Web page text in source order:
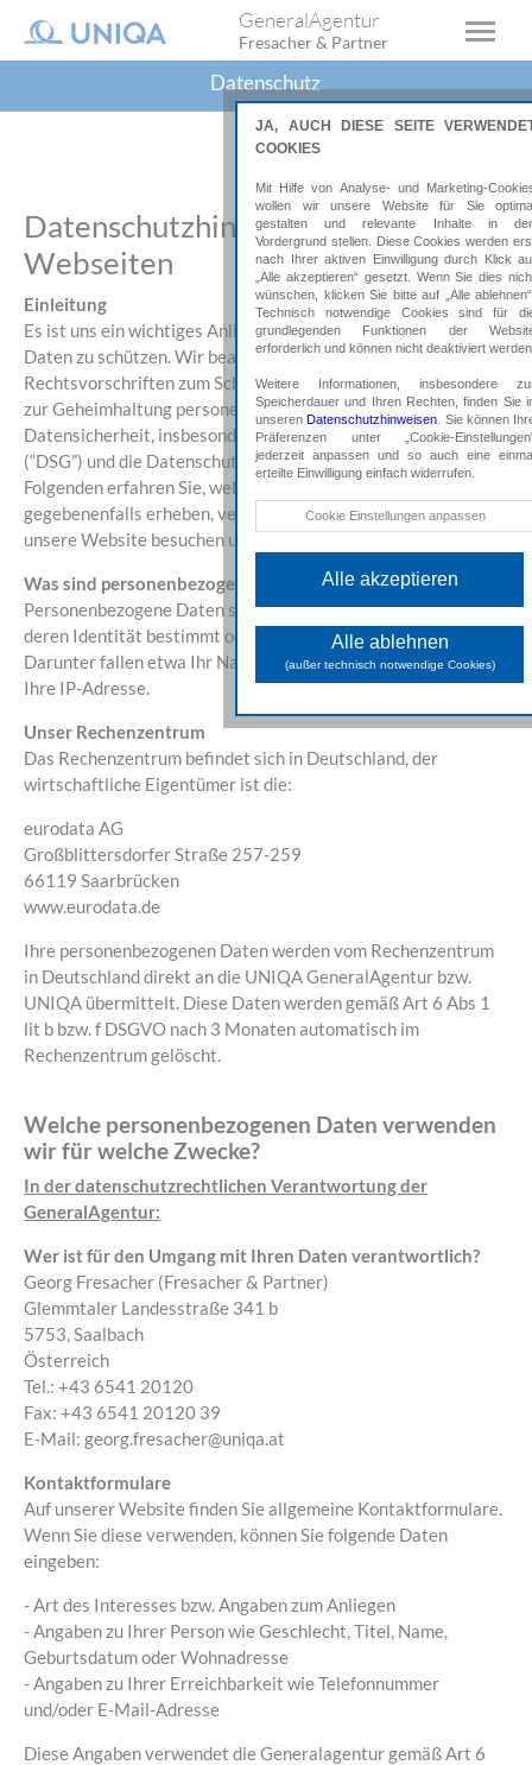
GeneralAgentur
Fresacher & Partner
Datenschutz
Datenschutzhinweise MeGA
Webseiten
Einleitung
Es ist uns ein wichtiges Anliegen Ihre personenbezogenen
Daten zu schützen. Wir beachten deshalb die anwendbaren
Rechtsvorschriften zum Schutz, rechtmäßigem Umgang und
zur Geheimhaltung personenbezogener Daten sowie zur
Datensicherheit, insbesondere das Datenschutzgesetz idgF
(“DSG”) und die Datenschutzgrundverordnung (“DSGVO”). Im
Folgenden erfahren Sie, welche Informationen wir
gegebenenfalls erheben, verarbeiten und nutzen, wenn Sie
unsere Website besuchen und nutzen.
Was sind personenbezogene Daten?
Personenbezogene Daten sind Informationen über Betroffene,
deren Identität bestimmt oder zumindest bestimmbar ist.
Darunter fallen etwa Ihr Name, Ihre E-Mail-Adresse sowie
Ihre IP-Adresse.
Unser Rechenzentrum
Das Rechenzentrum befindet sich in Deutschland, der
wirtschaftliche Eigentümer ist die:
eurodata AG
Großblittersdorfer Straße 257-259
66119 Saarbrücken
www.eurodata.de
Ihre personenbezogenen Daten werden vom Rechenzentrum
in Deutschland direkt an die UNIQA GeneralAgentur bzw.
UNIQA übermittelt. Diese Daten werden gemäß Art 6 Abs 1
lit b bzw. f DSGVO nach 3 Monaten automatisch im
Rechenzentrum gelöscht.
Welche personenbezogenen Daten verwenden
wir für welche Zwecke?
In der datenschutzrechtlichen Verantwortung der
GeneralAgentur:
Wer ist für den Umgang mit Ihren Daten verantwortlich?
Georg Fresacher (Fresacher & Partner)
Glemmtaler Landesstraße 341 b
5753, Saalbach
Österreich
Tel.: +43 6541 20120
Fax: +43 6541 20120 39
E-Mail: georg.fresacher@uniqa.at
Kontaktformulare
Auf unserer Website finden Sie allgemeine Kontaktformulare.
Wenn Sie diese verwenden, können Sie folgende Daten
eingeben:
- Art des Interesses bzw. Angaben zum Anliegen
- Angaben zu Ihrer Person wie Geschlecht, Titel, Name,
Geburtsdatum oder Wohnadresse
- Angaben zu Ihrer Erreichbarkeit wie Telefonnummer
und/oder E-Mail-Adresse
Diese Angaben verwendet die Generalagentur gemäß Art 6
JA, AUCH DIESE SEITE
COOKIES
Mit Hilfe von Analyse- und Marketing-
wollen wir unsere Website für Sie
gestalten und relevante Inhalte in
Vordergrund stellen. Diese Cookies werden
nach Ihrer aktiven Einwilligung durch Klick
„Alle akzeptieren“ gesetzt. Wenn Sie dies
wünschen, klicken Sie bitte auf „Alle
Technisch notwendige Cookies sind für
grundlegenden Funktionen der
erforderlich und können nicht deaktiviert
Weitere Informationen, insbesondere
Speicherdauer und Ihren Rechten, finden Sie
unserenDatenschutzhinweisen . Sie können
Präferenzen unter „Cookie-
jederzeit anpassen und so auch eine
erteilte Einwilligung einfach widerrufen.
Technische Cookies
erforderlich und können nicht
Analyse Cookies
Diese Cookies unterstützen
Sammeln allgemeiner Daten über
das Verhalten und die
der Besuchenden und können
gestellten Inhalte und
anzuzeigen.
Cookie Einstellungen anpassen
Alle akzeptieren
Alle ablehnen
(außer technisch notwendige Cookies)